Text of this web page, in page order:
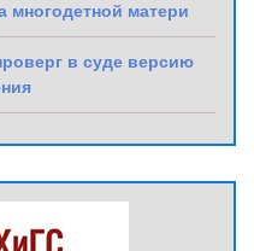
многодетной матери
в суде версию